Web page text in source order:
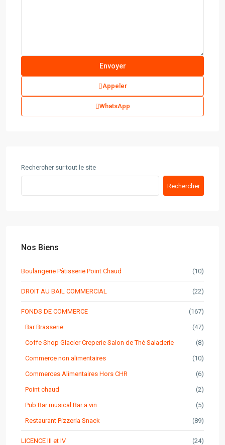
Appeler
WhatsApp
Rechercher sur tout le site
Rechercher
Nos Biens
Boulangerie Pâtisserie Point Chaud (10)
DROIT AU BAIL COMMERCIAL (22)
FONDS DE COMMERCE (167)
Bar Brasserie (47)
Coffe Shop Glacier Creperie Salon de Thé Saladerie (8)
Commerce non alimentaires (10)
Commerces Alimentaires Hors CHR (6)
Point chaud (2)
Pub Bar musical Bar a vin (5)
Restaurant Pizzeria Snack (89)
LICENCE III et IV (24)